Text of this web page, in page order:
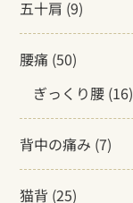
五十肩 (9)
腰痛 (50)
ぎっくり腰 (16)
背中の痛み (7)
猫背 (25)